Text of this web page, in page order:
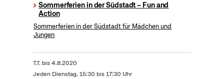
Sommerferien in der Südstadt – Fun and
Action
Sommerferien in der Südstadt für Mädchen und
Jungen
7.7. bis4.8.2020
Jeden Dienstag, 15:30 bis 17:30 Uhr